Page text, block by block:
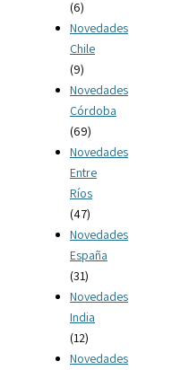
(6)
Novedades
Chile
(9)
Novedades
Córdoba
(69)
Novedades
Entre
Ríos
(47)
Novedades
España
(31)
Novedades
India
(12)
Novedades